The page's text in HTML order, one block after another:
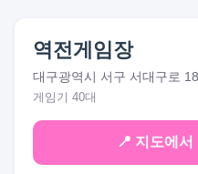
역전게임장
대구광역시 서구 서대구로
게임기 40대
📍 지도에서